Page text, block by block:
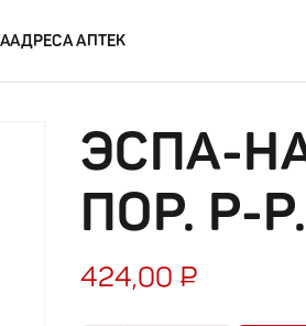
АДРЕСА АПТЕК
ЭСПА-
ПОР. Р-Р.
424,00 ₽